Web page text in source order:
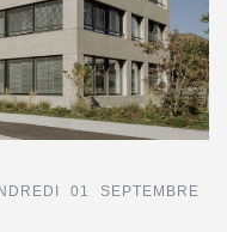
01 SEPTEMBRE